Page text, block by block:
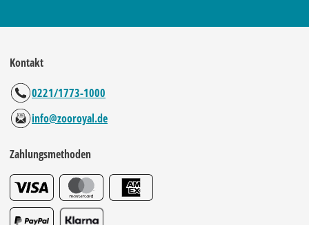
Kontakt
0221/1773-1000
info@zooroyal.de
Zahlungsmethoden